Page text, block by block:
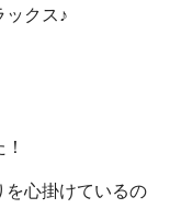
ックス♪
を心掛けているの